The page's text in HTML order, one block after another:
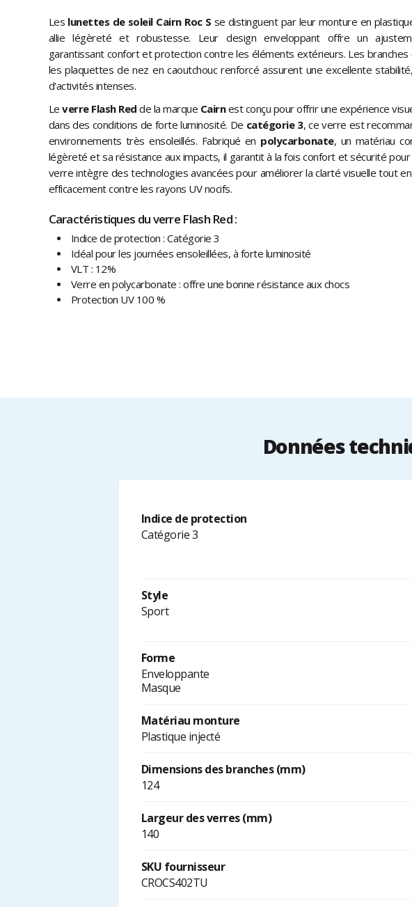
Les lunettes de soleil Cairn Roc S se distinguent par leur monture en
allie légèreté et robustesse. Leur design enveloppant offre un
garantissant confort et protection contre les éléments extérieurs. Les
les plaquettes de nez en caoutchouc renforcé assurent une excellente
d'activités intenses.
Le verre Flash Red de la marque Cairnest conçu pour offrir une expérience
dans des conditions de forte luminosité. De catégorie 3, ce verre est
environnements très ensoleillés. Fabriqué en polycarbonate, un matériau
légèreté et sa résistance aux impacts, il garantit à la fois confort et sécurité pour
verre intègre des technologies avancées pour améliorer la clarté visuelle tout
efficacement contre les rayons UV nocifs.
Caractéristiques du verre Flash Red :
Indice de protection : Catégorie 3
Idéal pour les journées ensoleillées, à forte luminosité
VLT : 12%
Verre en polycarbonate : offre une bonne résistance aux chocs
Protection UV 100 %
Données
Indice de protection
Catégorie 3
Style
Sport
Forme
Enveloppante
Masque
Matériau monture
Plastique injecté
Dimensions des branches (mm)
124
Largeur des verres (mm)
140
SKU fournisseur
CROCS402TU